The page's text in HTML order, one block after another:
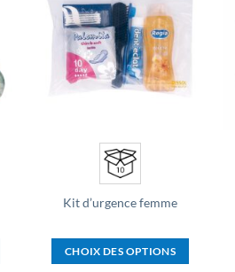
Ajouter
à la liste
d’envies
Kit d’urgence femme
CHOIX DES OPTIONS